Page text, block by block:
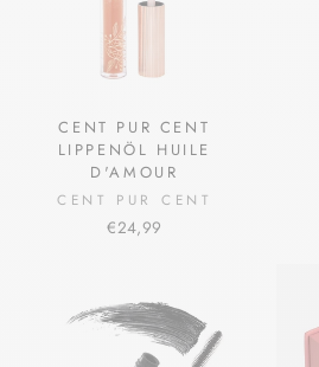
CENT PUR CENT
LIPPENÖL HUILE
D'AMOUR
CENT PUR CENT
€24,99